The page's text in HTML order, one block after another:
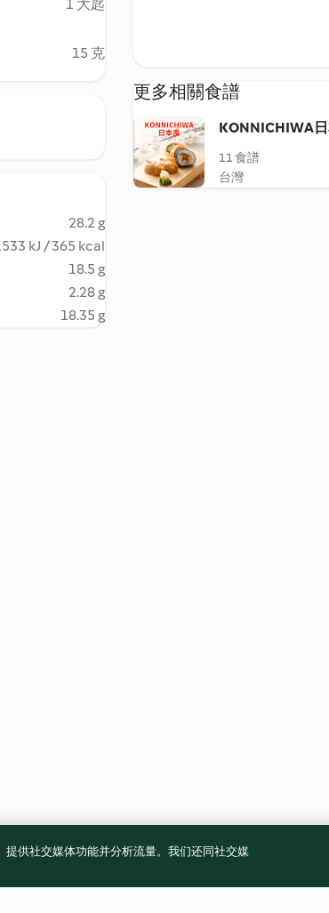
1 大匙
15 克
28.2 g
kJ / 365 kcal
18.5 g
2.28 g
18.35 g
更多相關食譜
KONNICHIWA
11 食譜
台灣
供社交媒体功能并分析流量。我们还同社交媒